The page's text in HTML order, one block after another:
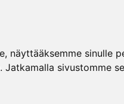
näyttääksemme sinulle
sivustomme